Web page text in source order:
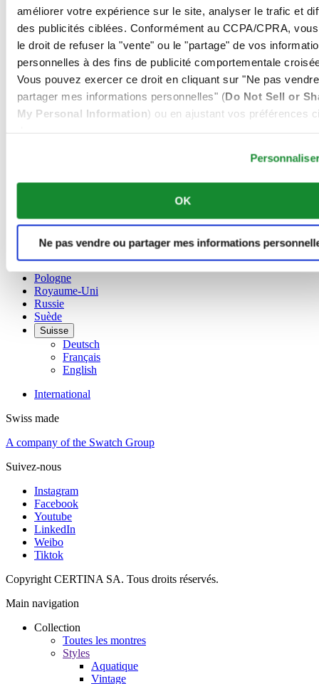
améliorer votre expérience sur le site, analyser le trafic et
des publicités ciblées. Conformément au CCPA/CPRA,
le droit de refuser la "vente" ou le "partage" de vos
personnelles à des fins de publicité comportementale
Vous pouvez exercer ce droit en cliquant sur "Ne pas
partager mes informations personnelles" (Do Not Sell or
My Personal Information) ou en ajustant vos préférences
OK
Ne pas vendre ou partager mes informations
Allemagne
Autriche
Belgique
Dutch
Français
Chine
English
简体中文
Français
Norvège
Pologne
Royaume-Uni
Russie
Suède
Suisse
Deutsch
Français
English
International
Swiss made
A company of the Swatch Group
Suivez-nous
Instagram
Facebook
Youtube
LinkedIn
Weibo
Tiktok
Copyright CERTINA SA. Tous droits réservés.
Main navigation
Collection
Toutes les montres
Styles
Aquatique
Vintage